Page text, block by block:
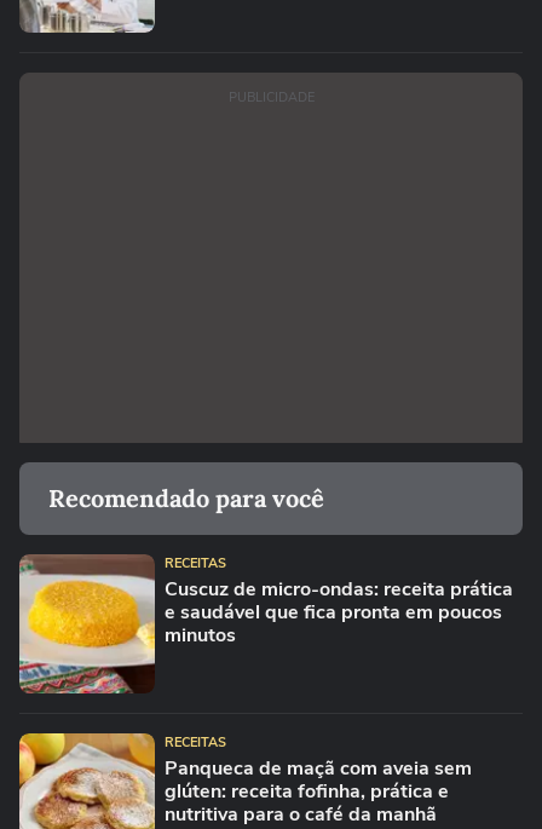
PUBLICIDADE
Recomendado para você
RECEITAS
Cuscuz de micro-ondas: receita prática
e saudável que fica pronta em poucos
minutos
RECEITAS
Panqueca de maçã com aveia sem
glúten: receita fofinha, prática e
nutritiva para o café da manhã